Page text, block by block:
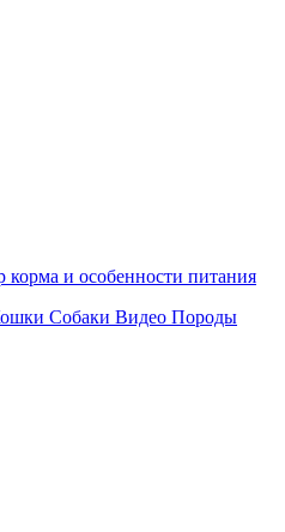
и особенности питания
Собаки Видео Породы